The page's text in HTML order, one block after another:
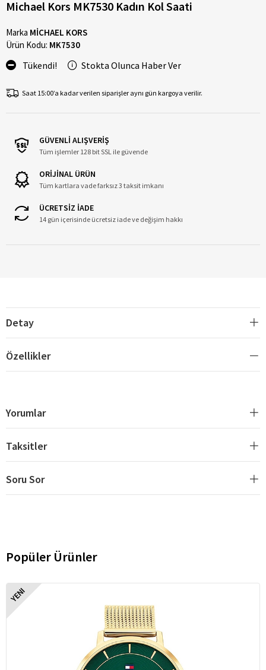
Michael Kors MK7530 Kadın Kol Saati
Marka MİCHAEL KORS
Ürün Kodu: MK7530
Tükendi! Stokta Olunca Haber Ver
Saat 15:00’a kadar verilen siparişler aynı gün kargoya verilir.
GÜVENLİ ALIŞVERİŞ
Tüm işlemler 128 bit SSL ile güvende
ORİJİNAL ÜRÜN
Tüm kartlara vade farksız 3 taksit imkanı
ÜCRETSİZ İADE
14 gün içerisinde ücretsiz iade ve değişim hakkı
Detay
Özellikler
Yorumlar
Taksitler
Soru Sor
Popüler Ürünler
YENI